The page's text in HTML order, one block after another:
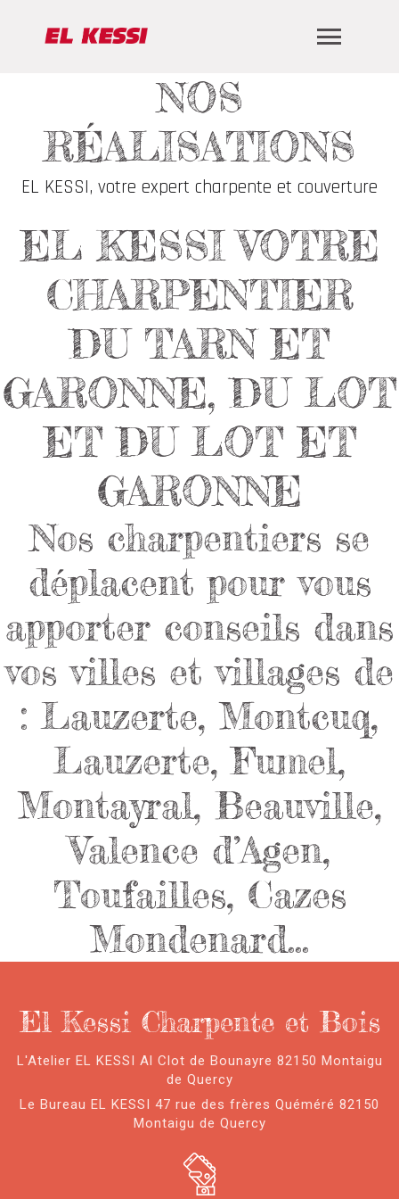
NOS
RÉALISATIONS
EL KESSI, votre expert charpente et couverture
EL KESSI VOTRE
CHARPENTIER
DU TARN ET
GARONNE, DU LOT
ET DU LOT ET
GARONNE
Nos charpentiers se
déplacent pour vous
apporter conseils dans
vos villes et villages de
: Lauzerte, Montcuq,
Lauzerte, Fumel,
Montayral, Beauville,
Valence d’Agen,
Toufailles, Cazes
Mondenard…
El Kessi Charpente et Bois
L'Atelier EL KESSI Al Clot de Bounayre 82150 Montaigu
de Quercy
Le Bureau EL KESSI 47 rue des frères Quéméré 82150
Montaigu de Quercy